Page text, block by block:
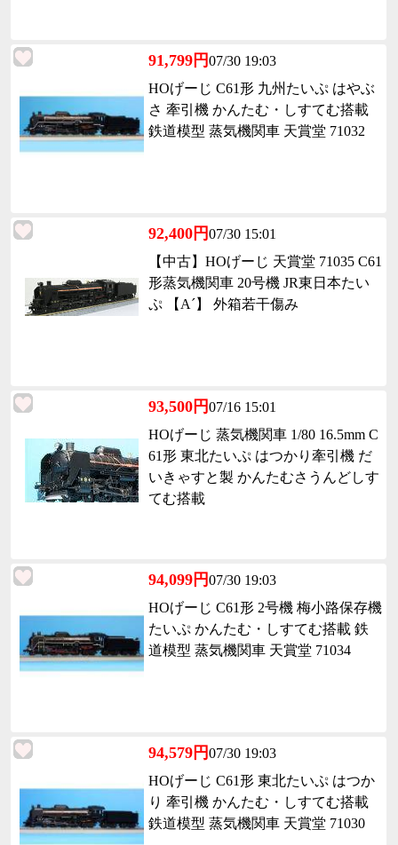
91,799円07/30 19:03
HOげーじ C61形 九州たいぷ はやぶ
さ 牽引機 かんたむ・しすてむ搭載
鉄道模型 蒸気機関車 天賞堂 71032
92,400円07/30 15:01
【中古】HOげーじ 天賞堂 71035 C61
形蒸気機関車 20号機 JR東日本たい
ぷ 【A´】 外箱若干傷み
93,500円07/16 15:01
HOげーじ 蒸気機関車 1/80 16.5mm C
61形 東北たいぷ はつかり牽引機 だ
いきゃすと製 かんたむさうんどしす
てむ搭載
94,099円07/30 19:03
HOげーじ C61形 2号機 梅小路保存機
たいぷ かんたむ・しすてむ搭載 鉄
道模型 蒸気機関車 天賞堂 71034
94,579円07/30 19:03
HOげーじ C61形 東北たいぷ はつか
り 牽引機 かんたむ・しすてむ搭載
鉄道模型 蒸気機関車 天賞堂 71030